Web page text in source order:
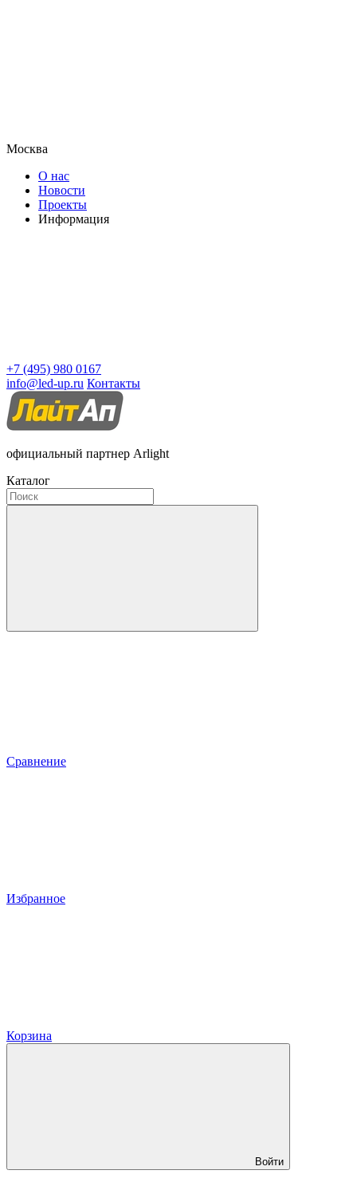
Москва
О нас
Новости
Проекты
Информация
+7 (495) 980 0167
info@led-up.ru Контакты
официальный партнер Arlight
Каталог
Сравнение
Избранное
Корзина
Войти